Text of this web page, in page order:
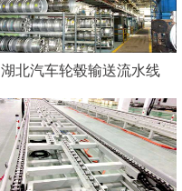
湖北汽车轮毂输送流水线